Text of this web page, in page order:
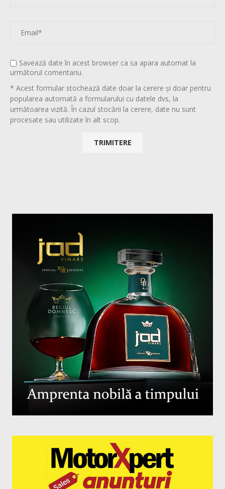
Savează date în acest browser ca sa apara automat la
următorul comentariu.
* Acest formular stochează date doar la cerere și doar pentru
popularea automată a formularului cu datele dvs, la
următoarea vizită. În cazul stocării la cerere, date nu sunt
procesate sau utilizate în alt scop.